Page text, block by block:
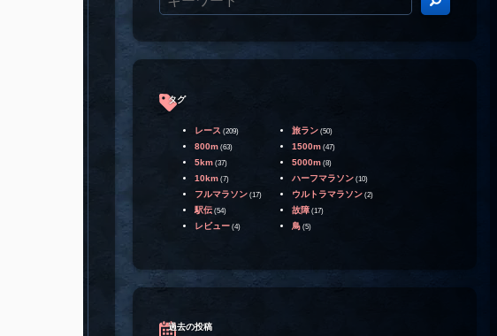
タグ
レース (209) 旅ラン(50)
800m(63) 1500m(47)
5km(37) 5000m(8)
10km(7) ハーフマラソン(10)
フルマラソン(17) ウルトラマラソン(2)
駅伝(54) 故障(17)
レビュー(4) 鳥(5)
過去の投稿